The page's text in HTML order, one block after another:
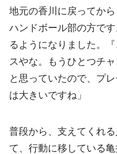
地元の香川に戻ってか
ハンドボール部の方で
るようになりました。
スやな。もうひとつチ
と思っていたので、プ
は大きいですね」
普段から、支えてくれ
て、行動に移している